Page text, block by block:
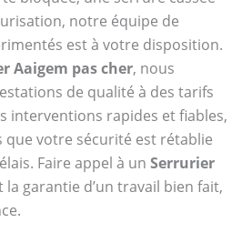
notre équipe de
est à votre disposition.
Aaigem pas cher, nous
de qualité à des tarifs
interventions rapides et fiables,
que votre sécurité est rétablie
Faire appel à un Serrurier
la garantie d’un travail bien fait,